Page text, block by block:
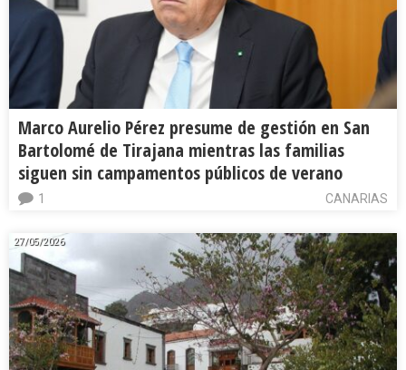
Marco Aurelio Pérez presume de gestión en San
Bartolomé de Tirajana mientras las familias
siguen sin campamentos públicos de verano
CANARIAS
1
27/05/2026